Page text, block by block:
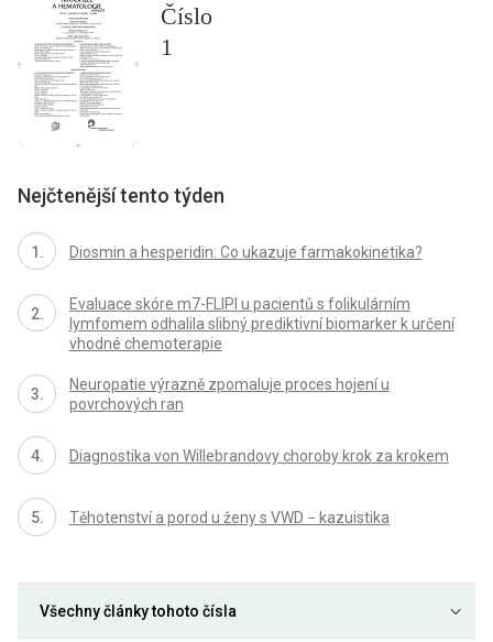
Číslo
1
Nejčtenější tento týden
Diosmin a hesperidin: Co ukazuje farmakokinetika?
Evaluace skóre m7-FLIPI u pacientů s folikulárním
lymfomem odhalila slibný prediktivní biomarker k určení
vhodné chemoterapie
Neuropatie výrazně zpomaluje proces hojení u
povrchových ran
Diagnostika von Willebrandovy choroby krok za krokem
Těhotenství a porod u ženy s VWD − kazuistika
Všechny články tohoto čísla